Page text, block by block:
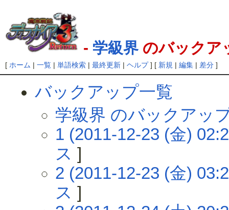
- 学級界のバックア
[ ホーム | 一覧| 単語検索| 最終更新| ヘルプ] [ 新規 | 編集| 差分]
バックアップ一覧
学級界 のバックアッ
1 (2011-12-23 (金)
ス ]
2 (2011-12-23 (金)
ス ]